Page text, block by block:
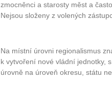
zmocněnci a starosty měst a
Nejsou složeny z volených
Na místní úrovni regionalismus
k vytvoření nové vládní jednotky,
úrovně na úroveň okresu, státu